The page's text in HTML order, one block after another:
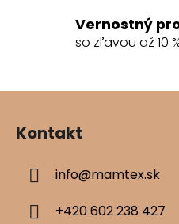
Vernostný
so zľavou až 10
Kontakt
info@mamtex.sk
+420 602 238 427